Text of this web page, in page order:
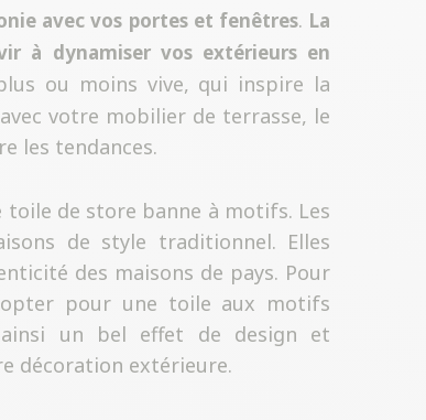
avec vos portes et fenêtres. La
à dynamiser vos extérieurs en
ou moins vive, qui inspire la
votre mobilier de terrasse, le
les tendances.
toile de store banne à motifs. Les
de style traditionnel. Elles
des maisons de pays. Pour
pour une toile aux motifs
ainsi un bel effet de design et
décoration extérieure.